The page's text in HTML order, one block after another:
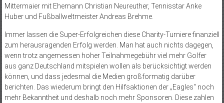
Mittermaier mit Ehemann Christian Neureuther, Tennisstar Anke
Huber und Fußballweltmeister Andreas Brehme.
Immer lassen die Super-Erfolgreichen diese Charity-Turniere finanziell
zum herausragenden Erfolg werden. Man hat auch nichts dagegen,
wenn trotz angemessen hoher Teilnahmegebühr viel mehr Golfer
aus ganz Deutschland mitspielen wollen als berücksichtigt werden
können, und dass jedesmal die Medien großformatig darüber
berichten. Das wiederum bringt den Hilfsaktionen der „Eagles“ noch
mehr Bekanntheit und deshalb noch mehr Sponsoren. Diese zahlen